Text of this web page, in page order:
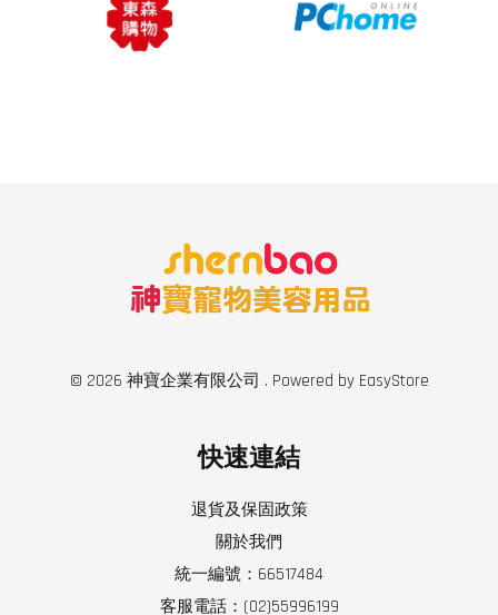
© 2026 神寶企業有限公司 . Powered by EasyStore
快速連結
退貨及保固政策
關於我們
統一編號：66517484
客服電話：(02)55996199